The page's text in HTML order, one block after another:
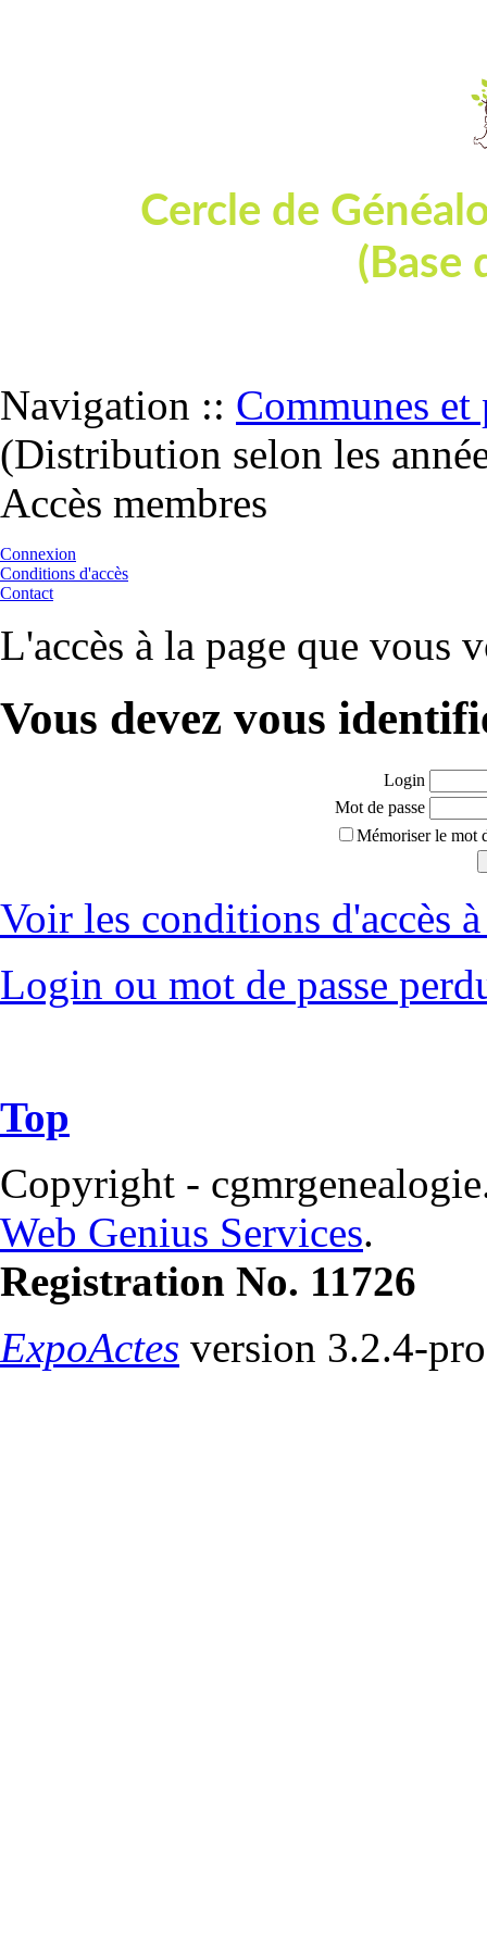
Cercle de
(Base
Navigation :: Communes et
(Distribution selon les
Accès membres
Connexion
Conditions d'accès
Contact
L'accès à la page que vous
Vous devez vous
Login
Mot de passe
Mémoriser le mot
Voir les conditions d'accès
Login ou mot de passe
Top
Copyright -
Web Genius Services.
Registration No. 11726
ExpoActes version 3.2.4-